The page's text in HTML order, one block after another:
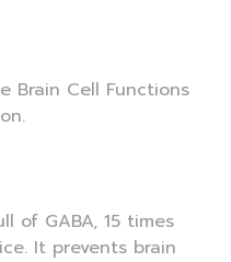
Brain Cell Functions
of GABA, 15 times
It prevents brain